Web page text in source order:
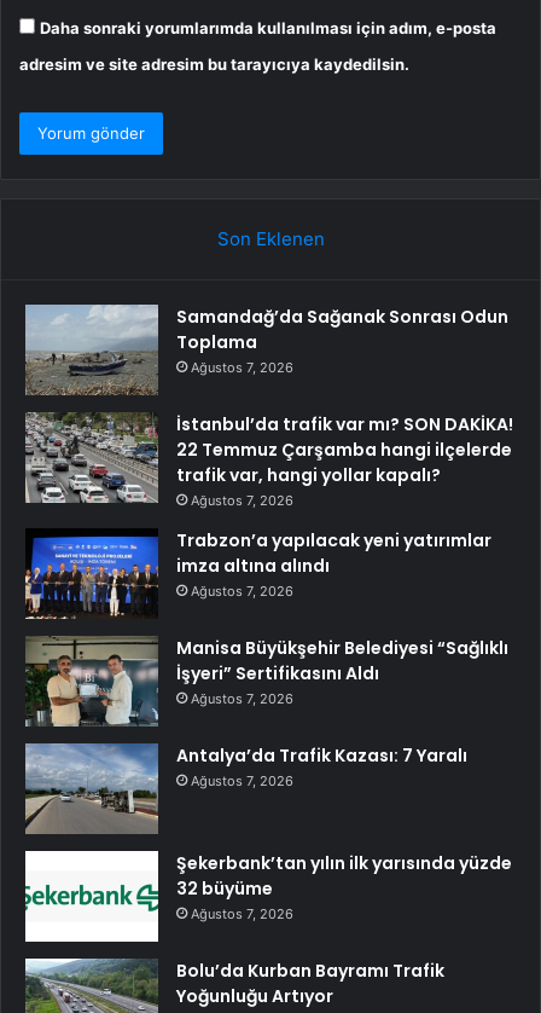
Daha sonraki yorumlarımda kullanılması için adım, e-posta
adresim ve site adresim bu tarayıcıya kaydedilsin.
Son Eklenen
Samandağ’da Sağanak Sonrası Odun
Toplama
Ağustos 7, 2026
İstanbul’da trafik var mı? SON DAKİKA!
22 Temmuz Çarşamba hangi ilçelerde
trafik var, hangi yollar kapalı?
Ağustos 7, 2026
Trabzon’a yapılacak yeni yatırımlar
imza altına alındı
Ağustos 7, 2026
Manisa Büyükşehir Belediyesi “Sağlıklı
İşyeri” Sertifikasını Aldı
Ağustos 7, 2026
Antalya’da Trafik Kazası: 7 Yaralı
Ağustos 7, 2026
Şekerbank’tan yılın ilk yarısında yüzde
32 büyüme
Ağustos 7, 2026
Bolu’da Kurban Bayramı Trafik
Yoğunluğu Artıyor